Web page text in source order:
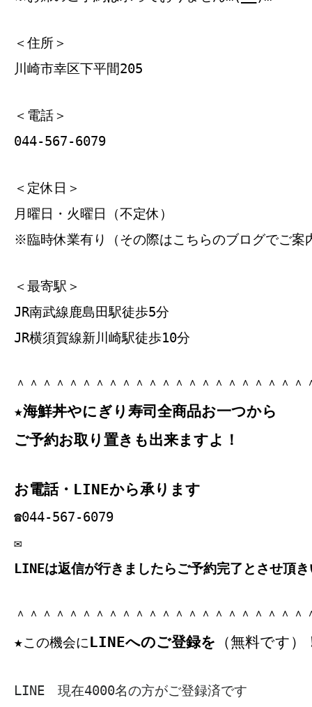
＜住所＞
川崎市幸区下平間205
＜電話＞
044-567-6079
＜定休日＞
月曜日・火曜日（不定休）
※臨時休業有り（その際はこちらのブログでご案
＜最寄駅＞
JR南武線鹿島田駅徒歩5分
JR横須賀線新川崎駅徒歩10分
＾＾＾＾＾＾＾＾＾＾＾＾＾＾＾＾＾＾＾＾＾
★海鮮丼やにぎり寿司全商品お一つから
ご予約お取り置きも出来ますよ！
お電話・LINEから承ります
☎044‐567‐6079
✉
LINEは返信が行きましたらご予約完了とさせ頂
＾＾＾＾＾＾＾＾＾＾＾＾＾＾＾＾＾＾＾＾＾
★この機会にLINEへのご登録を （無料です）
LINE 現在4000名の方がご登録済です